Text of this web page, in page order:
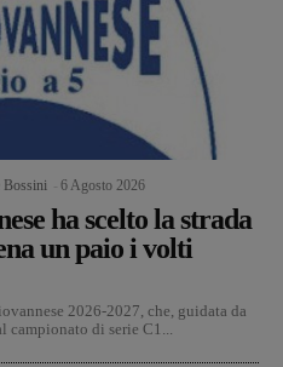
Bossini 6 Agosto 2026
ha scelto la strada
un paio i volti
2026-2027, che, guidata da
di serie C1...